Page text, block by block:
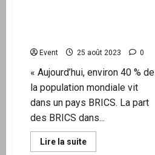
Event 25 août 2023 0
« Aujourd’hui, environ 40 % de
la population mondiale vit
dans un pays BRICS. La part
des BRICS dans...
Lire la suiteEn
savoir